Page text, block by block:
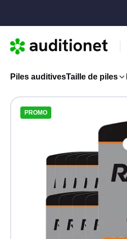
Piles auditivesTaille de piles
PROMO